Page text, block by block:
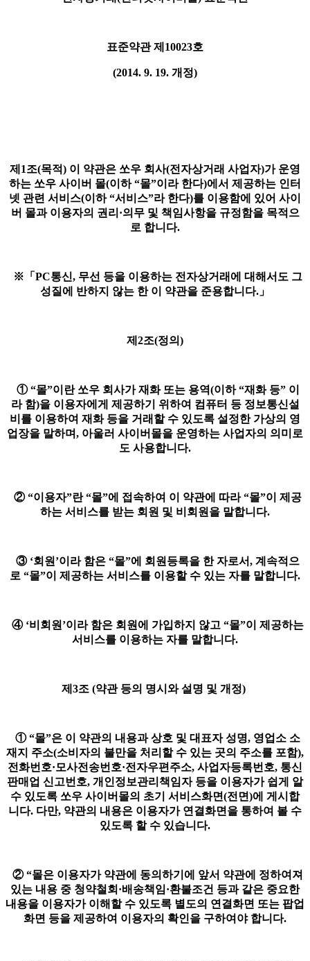
표준약관 제10023호
(2014. 9. 19. 개정)
제1조(목적) 이 약관은 쏘우 회사(전자상거래 사업자)가 운영
하는 쏘우 사이버 몰(이하 “몰”이라 한다)에서 제공하는 인터
넷 관련 서비스(이하 “서비스”라 한다)를 이용함에 있어 사이
버 몰과 이용자의 권리·의무 및 책임사항을 규정함을 목적으
로 합니다.
※「PC통신, 무선 등을 이용하는 전자상거래에 대해서도 그
성질에 반하지 않는 한 이 약관을 준용합니다.」
제2조(정의)
① “몰”이란 쏘우 회사가 재화 또는 용역(이하 “재화 등” 이
라 함)을 이용자에게 제공하기 위하여 컴퓨터 등 정보통신설
비를 이용하여 재화 등을 거래할 수 있도록 설정한 가상의 영
업장을 말하며, 아울러 사이버몰을 운영하는 사업자의 의미로
도 사용합니다.
② “이용자”란 “몰”에 접속하여 이 약관에 따라 “몰”이 제공
하는 서비스를 받는 회원 및 비회원을 말합니다.
③ ‘회원’이라 함은 “몰”에 회원등록을 한 자로서, 계속적으
로 “몰”이 제공하는 서비스를 이용할 수 있는 자를 말합니다.
④ ‘비회원’이라 함은 회원에 가입하지 않고 “몰”이 제공하는
서비스를 이용하는 자를 말합니다.
제3조 (약관 등의 명시와 설명 및 개정)
① “몰”은 이 약관의 내용과 상호 및 대표자 성명, 영업소 소
재지 주소(소비자의 불만을 처리할 수 있는 곳의 주소를 포함),
전화번호·모사전송번호·전자우편주소, 사업자등록번호, 통신
판매업 신고번호, 개인정보관리책임자 등을 이용자가 쉽게 알
수 있도록 쏘우 사이버몰의 초기 서비스화면(전면)에 게시합
니다. 다만, 약관의 내용은 이용자가 연결화면을 통하여 볼 수
있도록 할 수 있습니다.
② “몰은 이용자가 약관에 동의하기에 앞서 약관에 정하여져
있는 내용 중 청약철회·배송책임·환불조건 등과 같은 중요한
내용을 이용자가 이해할 수 있도록 별도의 연결화면 또는 팝업
화면 등을 제공하여 이용자의 확인을 구하여야 합니다.